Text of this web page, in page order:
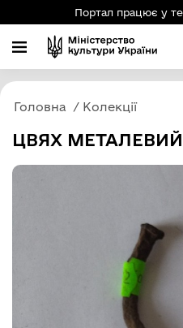
Портал працює у
Головна Колекції
ЦВЯХ МЕТАЛЕВИЙ